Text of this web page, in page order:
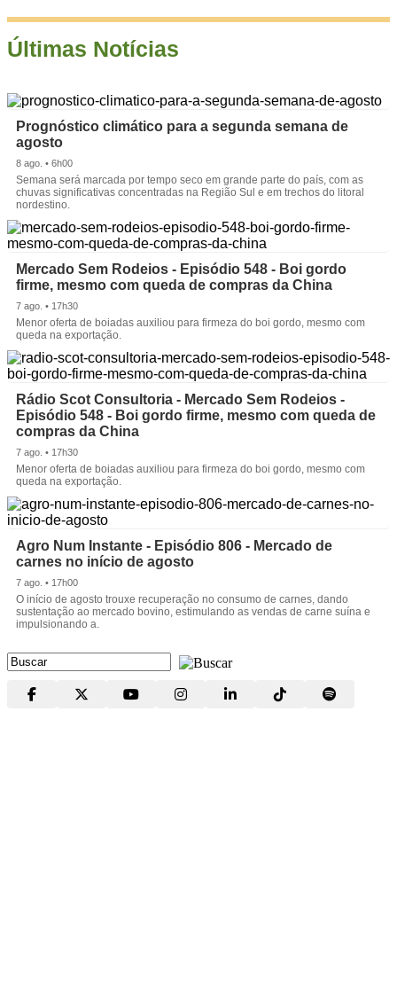
Últimas Notícias
Prognóstico climático para a segunda semana de
agosto
8 ago. • 6h00
Semana será marcada por tempo seco em grande parte do país, com as
chuvas significativas concentradas na Região Sul e em trechos do litoral
nordestino.
Mercado Sem Rodeios - Episódio 548 - Boi gordo
firme, mesmo com queda de compras da China
7 ago. • 17h30
Menor oferta de boiadas auxiliou para firmeza do boi gordo, mesmo com
queda na exportação.
Rádio Scot Consultoria - Mercado Sem Rodeios -
Episódio 548 - Boi gordo firme, mesmo com queda de
compras da China
7 ago. • 17h30
Menor oferta de boiadas auxiliou para firmeza do boi gordo, mesmo com
queda na exportação.
Agro Num Instante - Episódio 806 - Mercado de
carnes no início de agosto
7 ago. • 17h00
O início de agosto trouxe recuperação no consumo de carnes, dando
sustentação ao mercado bovino, estimulando as vendas de carne suína e
impulsionando a.